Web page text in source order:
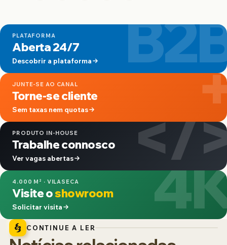
PLATAFORMA
Aberta 24/7
Descobrir a plataforma
JUNTE-SE AO CANAL
Torne-se cliente
Sem taxas nem quotas </
PRODUTO IN-HOUSE
Trabalhe connosco
Ver vagas abertas
4.000 M² · VILASECA
Visite oshowroom
Solicitar visita
CONTINUE A LER